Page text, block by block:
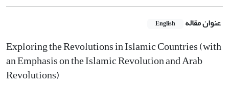
عنوان مقاله English
Exploring the Revolutions in Islamic Countries (with
an Emphasis on the Islamic Revolution and Arab
Revolutions)